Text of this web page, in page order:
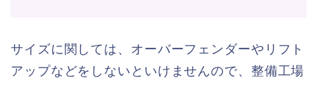
サイズに関しては、オーバーフェンダーやリフト
アップなどをしないといけませんので、整備工場